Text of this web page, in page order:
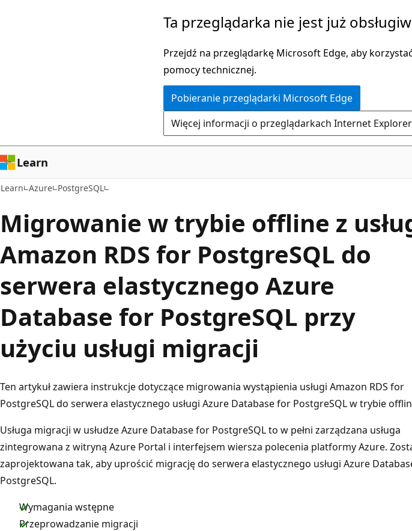
Ta przeglądarka nie jest już
Przejdź na przeglądarkę Microsoft Edge, aby
pomocy technicznej.
Pobieranie przeglądarki Microsoft Edge
Więcej informacji o przeglądarkach Internet
Learn
Learn Azure PostgreSQL
Migrowanie w trybie offline z
Amazon RDS for PostgreSQL do
serwera elastycznego Azure
Database for PostgreSQL przy
użyciu usługi migracji
Ten artykuł zawiera instrukcje dotyczące migrowania wystąpienia usługi Amazon RDS for
PostgreSQL do serwera elastycznego usługi Azure Database for PostgreSQL w trybie
Usługa migracji w usłudze Azure Database for PostgreSQL to w pełni zarządzana usługa
zintegrowana z witryną Azure Portal i interfejsem wiersza polecenia platformy Azure.
zaprojektowana tak, aby uprościć migrację do serwera elastycznego usługi Azure
PostgreSQL.
Wymagania wstępne
Przeprowadzanie migracji